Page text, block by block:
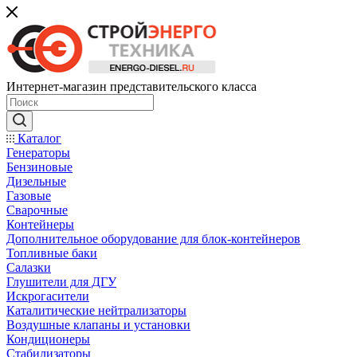
Интернет-магазин представительского класса
Каталог
Генераторы
Бензиновые
Дизельные
Газовые
Сварочные
Контейнеры
Дополнительное оборудование для блок-контейнеров
Топливные баки
Салазки
Глушители для ДГУ
Искрогасители
Каталитические нейтрализаторы
Воздушные клапаны и установки
Кондиционеры
Стабилизаторы